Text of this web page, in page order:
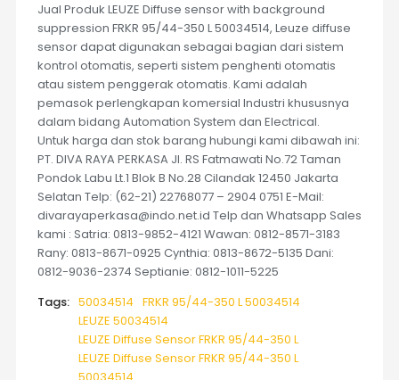
Jual Produk LEUZE Diffuse sensor with background
suppression FRKR 95/44-350 L 50034514, Leuze diffuse
sensor dapat digunakan sebagai bagian dari sistem
kontrol otomatis, seperti sistem penghenti otomatis
atau sistem penggerak otomatis. Kami adalah
pemasok perlengkapan komersial Industri khususnya
dalam bidang Automation System dan Electrical.
Untuk harga dan stok barang hubungi kami dibawah ini:
PT. DIVA RAYA PERKASA Jl. RS Fatmawati No.72 Taman
Pondok Labu Lt.1 Blok B No.28 Cilandak 12450 Jakarta
Selatan Telp: (62-21) 22768077 – 2904 0751 E-Mail:
divarayaperkasa@indo.net.id Telp dan Whatsapp Sales
kami : Satria: 0813-9852-4121 Wawan: 0812-8571-3183
Rany: 0813-8671-0925 Cynthia: 0813-8672-5135 Dani:
0812-9036-2374 Septianie: 0812-1011-5225
Tags: 50034514 FRKR 95/44-350 L 50034514
LEUZE 50034514
LEUZE Diffuse Sensor FRKR 95/44-350 L
LEUZE Diffuse Sensor FRKR 95/44-350 L